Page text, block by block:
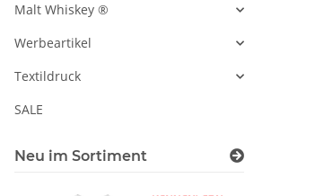
Malt Whiskey ®
Werbeartikel
Textildruck
SALE
Neu im Sortiment